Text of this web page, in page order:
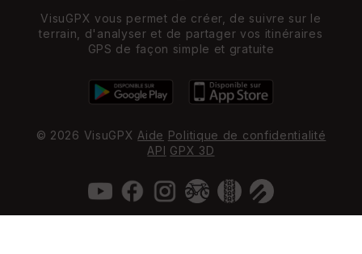
VisuGPX vous permet de créer, de suivre sur le
terrain, d'analyser et de partager vos itinéraires
GPS de façon simple et gratuite
© 2026 VisuGPX Aide Politique de confidentialité
API GPX 3D